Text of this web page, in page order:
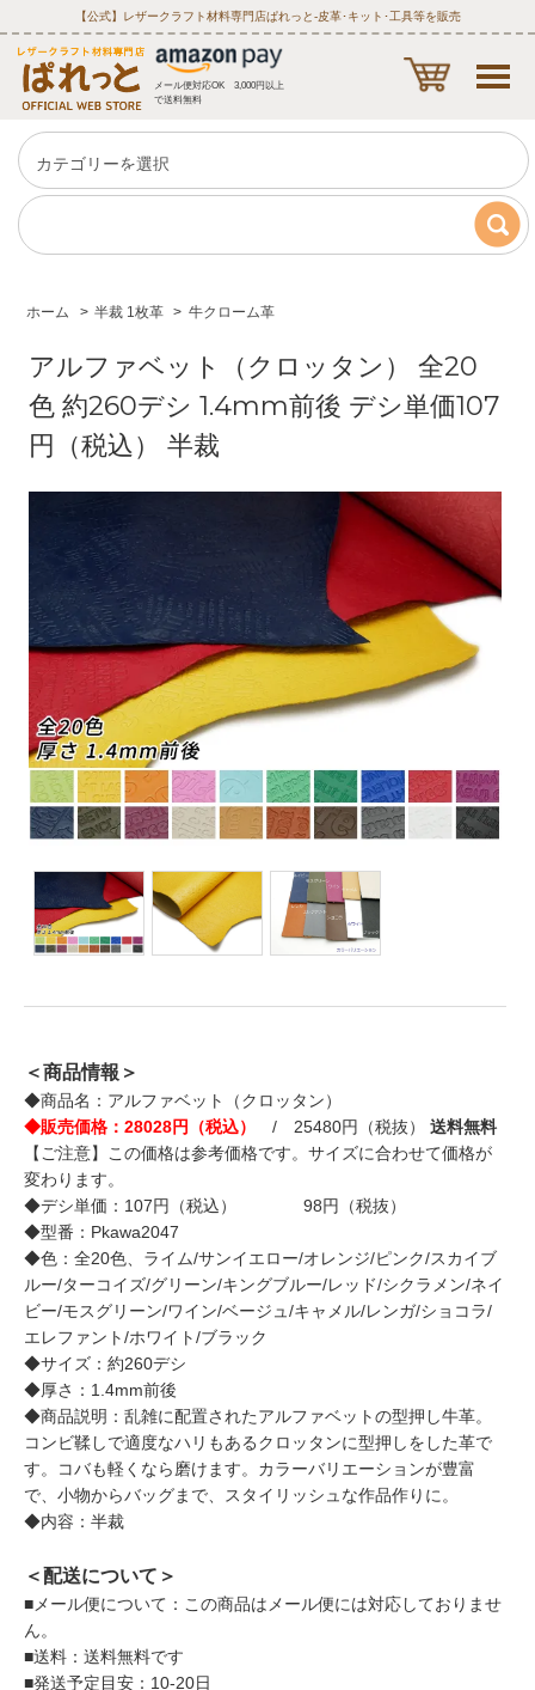
【公式】レザークラフト材料専門店ぱれっと‐皮革･キット･工具等を販売
メール便対応OK 3,000円以上
で送料無料
ホーム > 半裁 1枚革 > 牛クローム革
アルファベット（クロッタン） 全20
色 約260デシ 1.4mm前後 デシ単価107
円（税込） 半裁
＜商品情報＞
◆商品名：アルファベット（クロッタン）
◆販売価格：28028円（税込）
/ 25480円（税抜） 送料無料
【ご注意】この価格は参考価格です。サイズに合わせて価格が
変わります。
◆デシ単価：107円（税込） 98円（税抜）
◆型番：Pkawa2047
◆色：全20色、ライム/サンイエロー/オレンジ/ピンク/スカイブ
ルー/ターコイズ/グリーン/キングブルー/レッド/シクラメン/ネイ
ビー/モスグリーン/ワイン/ベージュ/キャメル/レンガ/ショコラ/
エレファント/ホワイト/ブラック
◆サイズ：約260デシ
◆厚さ：1.4mm前後
◆商品説明：乱雑に配置されたアルファベットの型押し牛革。
コンビ鞣しで適度なハリもあるクロッタンに型押しをした革で
す。コバも軽くなら磨けます。カラーバリエーションが豊富
で、小物からバッグまで、スタイリッシュな作品作りに。
◆内容：半裁
＜配送について＞
■メール便について：この商品はメール便には対応しておりませ
ん。
■送料：送料無料です
■発送予定目安：10-20日